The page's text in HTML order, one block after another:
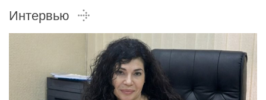
Интервью